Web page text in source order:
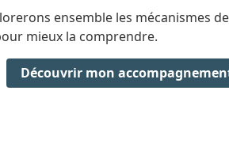
ensemble les mécanismes
mieux la comprendre.
Découvrir mon